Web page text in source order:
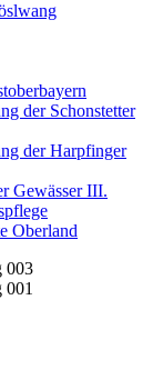
der Schonstetter
der Harpfinger
Gewässer III.
Oberland